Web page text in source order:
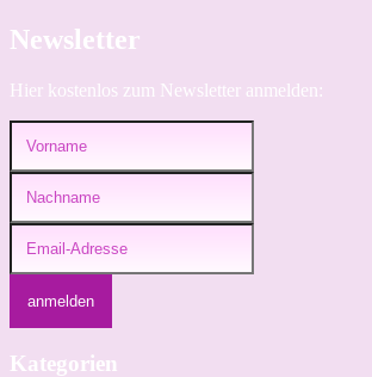
Newsletter
Hier kostenlos zum Newsletter anmelden:
Kategorien